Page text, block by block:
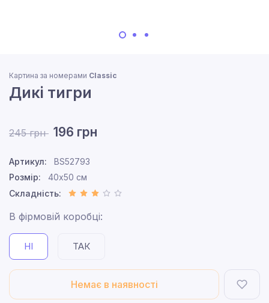
Картина за номерами Classic
Дикі тигри
245 грн 196 грн
Артикул:
BS52793
Розмір:
40x50 см
Складність:
В фірмовій коробці:
НІ ТАК
Немає в наявності